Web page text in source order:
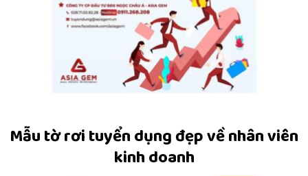
Mẫu tờ rơi tuyển dụng đẹp về nhân viên
kinh doanh